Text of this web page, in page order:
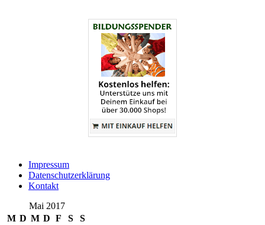
Impressum
Datenschutzerklärung
Kontakt
Mai 2017
M D M D F S
S